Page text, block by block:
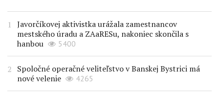
Javorčíkovej aktivistka urážala zamestnancov
mestského úradu a ZAaRESu, nakoniec skončila s
hanbou
5400
Spoločné operačné veliteľstvo v Banskej Bystrici má
nové velenie
4265